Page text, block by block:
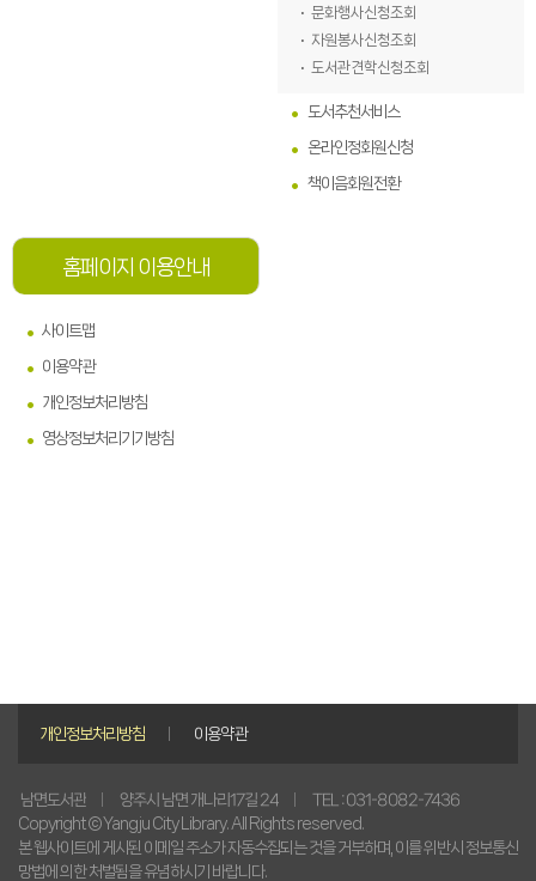
문화행사신청조회
자원봉사신청조회
도서관견학신청조회
도서추천서비스
온라인정회원신청
책이음회원전환
홈페이지 이용안내
사이트맵
이용약관
개인정보처리방침
영상정보처리기기방침
개인정보처리방침 이용약관
남면도서관 양주시 남면 개나리17길 24 TEL : 031-8082-7436
Copyright © Yangju City Library. All Rights reserved.
본 웹사이트에 게시된 이메일 주소가 자동수집되는 것을 거부하며, 이를 위반시 정보통신
망법에 의한 처벌됨을 유념하시기 바랍니다.